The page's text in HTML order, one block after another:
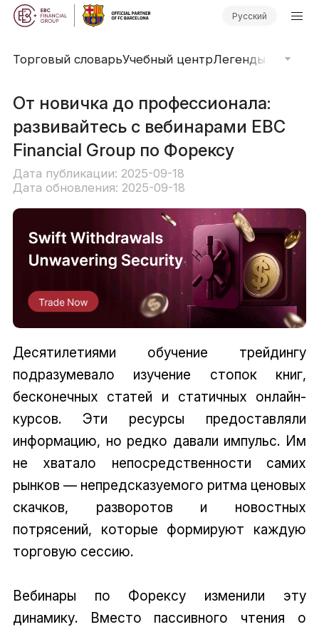
Русский
Торговый словарьУчебный центрЛегенды рынка
От новичка до профессионала:
развивайтесь с вебинарами EBC
Financial Group по Форексу
Дата публикации: 2025-09-18
Дата обновления: 2025-09-18
Десятилетиями обучение трейдингу
подразумевало изучение стопок книг,
бесконечных статей и статичных онлайн-
курсов. Эти ресурсы предоставляли
информацию, но редко давали импульс. Им
не хватало непосредственности самих
рынков — непредсказуемого ритма ценовых
скачков, разворотов и новостных
потрясений, которые формируют каждую
торговую сессию.
Вебинары по Форексу изменили эту
динамику. Вместо пассивного чтения о